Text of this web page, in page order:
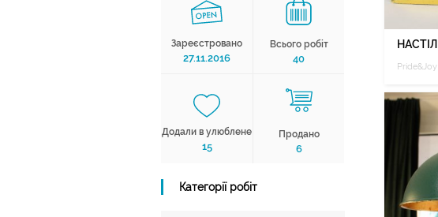
Зареєстровано
27.11.2016
Всього робіт
40
Додали в улюблене
15
Продано
6
Категорії робіт
Pride&Joy